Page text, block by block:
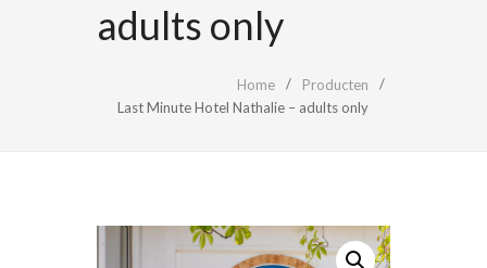
adults only
Home
Producten
Last Minute Hotel Nathalie – adults only